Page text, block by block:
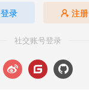
登录 注册
社交账号登录